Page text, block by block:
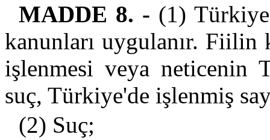
MADDE 8. - (1)
kanunları uygulanır. Fiilin
işlenmesi veya neticenin
suç, Türkiye'de işlenmiş
(2) Suç;